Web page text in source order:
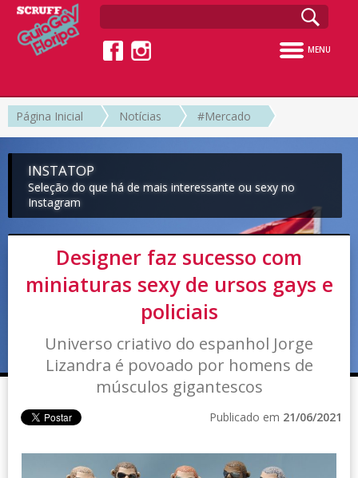
MENU
Página Inicial Notícias #Mercado
INSTATOP
Seleção do que há de mais interessante ou sexy no
Instagram
Designer faz sucesso com
miniaturas sexy de ursos gays e
policiais
Universo criativo do espanhol Jorge
Lizandra é povoado por homens de
músculos gigantescos
Publicado em 21/06/2021